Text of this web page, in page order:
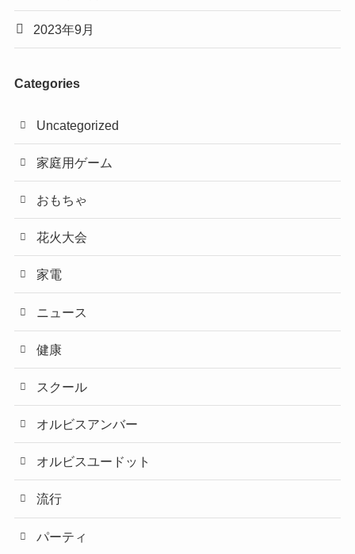
2023年9月
Categories
Uncategorized
家庭用ゲーム
おもちゃ
花火大会
家電
ニュース
健康
スクール
オルビスアンバー
オルビスユードット
流行
パーティ